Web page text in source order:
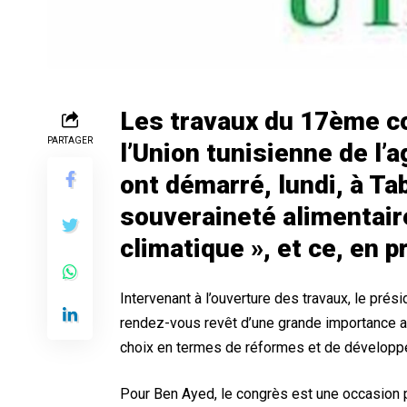
PARTAGER
Les travaux du 17ème
l’Union tunisienne de
ont démarré, lundi, à
souveraineté
climatique », et ce, en
Intervenant à l’ouverture des travaux, le
rendez-vous revêt d’une grande importance
choix en termes de réformes et de
Pour Ben Ayed, le congrès est une